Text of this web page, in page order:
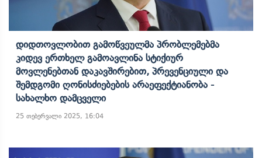
Დიდთოვლობით Გამოწვეულმა Პრობლემებმა
Კიდევ Ერთხელ Გამოავლინა Სტიქიურ
Მოვლენებთან Დაკავშირებით, Პრევენციული Და
Შემდგომი Ღონისძიებების Არაეფექტიანობა -
Სახალხო Დამცველი
25 თებერვალი 2025, 16:04